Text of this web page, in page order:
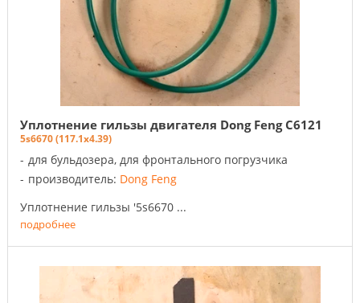
Уплотнение гильзы двигателя Dong Feng C6121
5s6670 (117.1x4.39)
для бульдозера, для фронтального погрузчика
производитель: Dong Feng
Уплотнение гильзы '5s6670 ...
подробнее